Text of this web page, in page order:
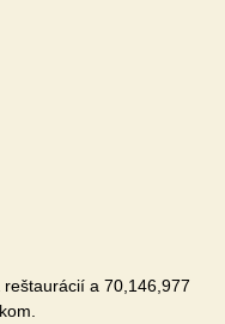
a 70,146,977